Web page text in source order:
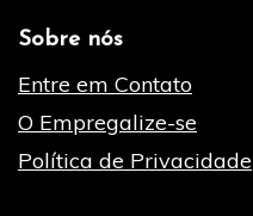
Sobre nós
Entre em Contato
O Empregalize-se
Política de Privacidade